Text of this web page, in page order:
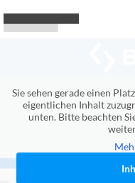
Sie sehen gerade einen
eigentlichen Inhalt
unten. Bitte beachten